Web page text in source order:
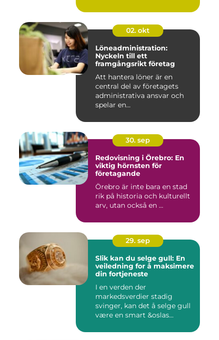
02. okt
Löneadministration:
Nyckeln till ett
framgångsrikt företag
Att hantera löner är en
central del av företagets
administrativa ansvar och
spelar en...
30. sep
Redovisning i Örebro: En
viktig hörnsten för
företagande
Örebro är inte bara en stad
rik på historia och kulturellt
arv, utan också en ...
29. sep
Slik kan du selge gull: En
veiledning for å maksimere
din fortjeneste
I en verden der
markedsverdier stadig
svinger, kan det å selge gull
være en smart &oslas...